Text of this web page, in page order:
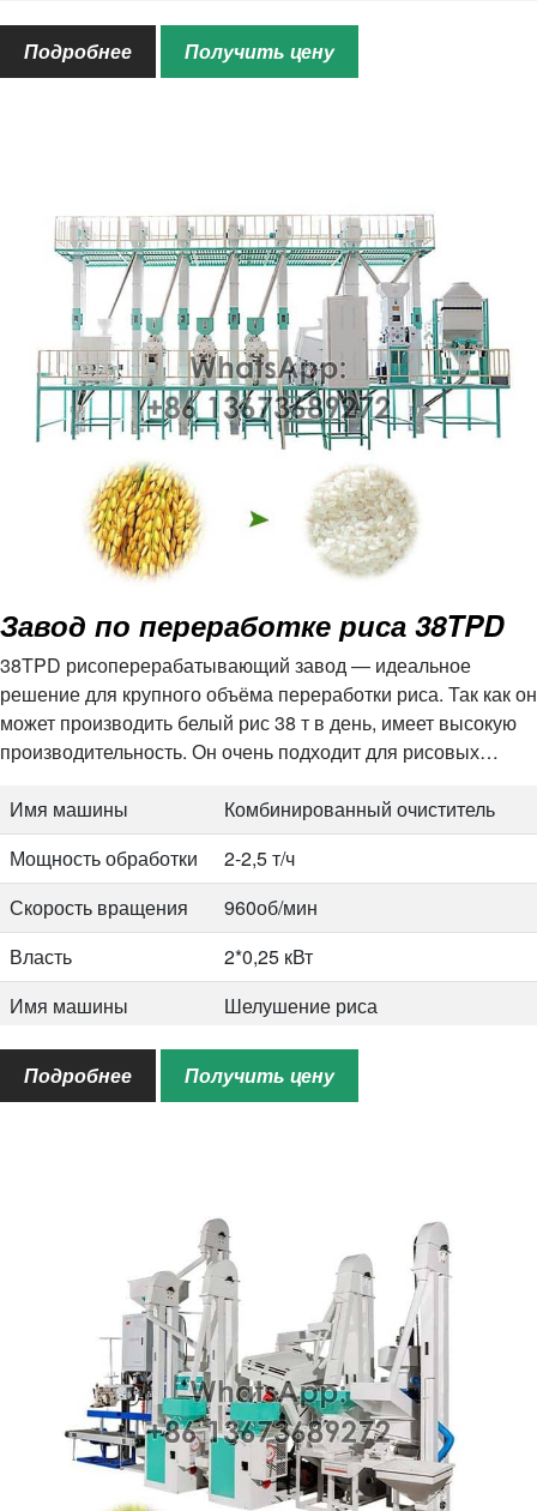
Размер
13500*2900*4500мм
Услуга
Кастомизация; Послепродажное
Подробнее Получить цену
Завод по переработке риса 38TPD
38TPD рисоперерабатывающий завод — идеальное
решение для крупного объёма переработки риса. Так как он
может производить белый рис 38 т в день, имеет высокую
производительность. Он очень подходит для рисовых
Имя машины
Комбинированный очиститель
Мощность обработки
2-2,5 т/ч
Скорость вращения
960об/мин
Власть
2*0,25 кВт
Имя машины
Шелушение риса
Мощность обработки
2т/ч
Скорость вращения
1228-1673об/мин, 1108-1362об/
Гравитационный сепаратор
Мощность обработки
1,5-2,3т/ч
Скорость вращения
255±15об/мин
1,1 кВт
Имя машины
Рисовый мельник
Мощность обработки
1-1,3т/ч
Подробнее Получить цену